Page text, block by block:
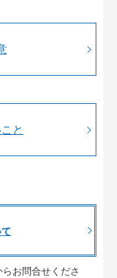
と
お問合せくださ